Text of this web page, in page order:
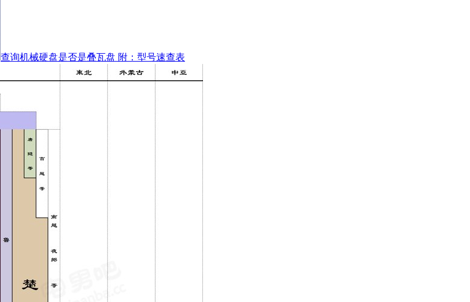
查询机械硬盘是否是叠瓦盘 附：型号速查表